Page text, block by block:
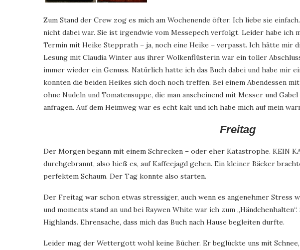
Zum Stand der Crew zog es mich am Wochenende öfter. Ich liebe sie
nicht dabei war. Sie ist irgendwie vom Messepech verfolgt. Leider habe ich
Termin mit Heike Stepprath – ja, noch eine Heike – verpasst. Ich hätte mir
Lesung mit Claudia Winter aus ihrer Wolkenflüsterin war ein toller
immer wieder ein Genuss. Natürlich hatte ich das Buch dabei und habe mir
konnten die beiden Heikes sich doch noch treffen. Bei einem Abendessen
ohne Nudeln und Tomatensuppe, die man anscheinend mit Messer und
anfragen. Auf dem Heimweg war es echt kalt und ich habe mich auf mein
Freitag
Der Morgen begann mit einem Schrecken – oder eher Katastrophe. KEIN
durchgebrannt, also hieß es, auf Kaffeejagd gehen. Ein kleiner Bäcker
perfektem Schaum. Der Tag konnte also starten.
Der Freitag war schon etwas stressiger, auch wenn es angenehmer Stress
und moments stand an und bei Raywen White war ich zum
Highlands. Ehrensache, dass mich das Buch nach Hause begleiten durfte.
Leider mag der Wettergott wohl keine Bücher. Er beglückte uns mit